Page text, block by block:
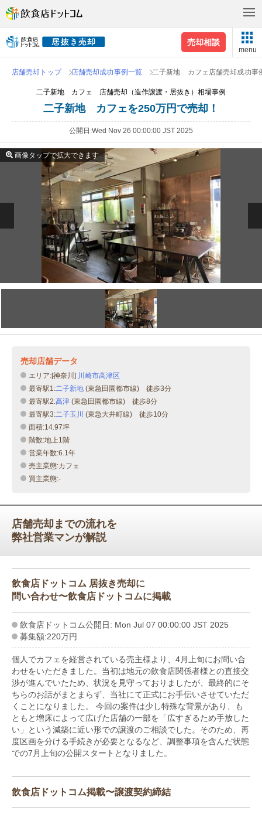
売却相談
menu
店舗売却トップ 店舗売却成功事例一覧 二子新地 カフェ店舗売却成功事
二子新地 カフェ 店舗売却（造作譲渡・居抜き）相場事例
二子新地 カフェを250万円で売却！
公開日 Wed Nov 26 00:00:00 JST 2025
画像タップで拡大できます
売却店舗データ
エリア:[神奈川] 川崎市高津区
最寄駅1:二子新地 (東急田園都市線) 徒歩3分
最寄駅2:高津 (東急田園都市線) 徒歩8分
最寄駅3:二子玉川 (東急大井町線) 徒歩10分
面積:14.97坪
階数:地上1階
営業年数:6.1年
売主業態:カフェ
買主業態:-
店舗売却までの流れを
弊社営業マンが解説
飲食店ドットコム 居抜き売却に
問い合わせ〜飲食店ドットコムに掲載
飲食店ドットコム公開日: Mon Jul 07 00:00:00 JST 2025
募集額:220万円
個人でカフェを経営されている売主様より、4月上旬にお問い合
わせをいただきました。当初は地元の飲食店関係者様との直接交
渉が進んでいたため、状況を見守っておりましたが、最終的にそ
ちらのお話がまとまらず、当社にて正式にお手伝いさせていただ
くことになりました。 今回の案件は少し特殊な背景があり、も
ともと増床によって広げた店舗の一部を「広すぎるため手放した
い」という減築に近い形での譲渡のご相談でした。そのため、再
度区画を分ける手続きが必要となるなど、調整事項を含んだ状態
での7月上旬の公開スタートとなりました。
飲食店ドットコム掲載〜譲渡契約締結